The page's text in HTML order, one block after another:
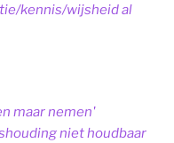
kennis/wijsheid al
maar nemen'
niet houdbaar